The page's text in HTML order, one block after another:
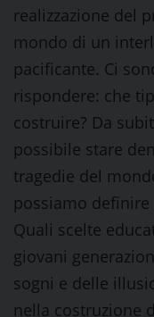
realizzazione del
mondo di un
pacificante. Ci
rispondere: che
costruire? Da
possibile stare
tragedie del
possiamo definire
Quali scelte
giovani
sogni e delle
nella costruzione